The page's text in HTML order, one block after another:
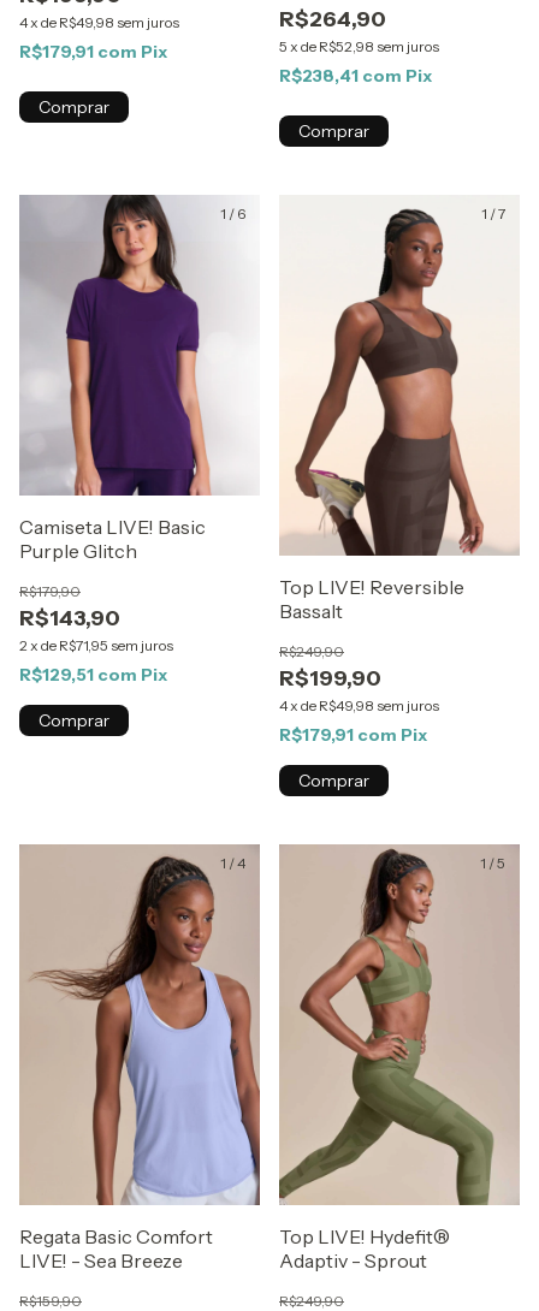
4x de R$49,98 sem juros
R$179,91 com Pix
Comprar
R$264,90
5 x de R$52,98 sem juros
R$238,41 com Pix
Comprar
1 / 6
Camiseta LIVE! Basic
Purple Glitch
R$143,90
R$179,90
2 x de R$71,95 sem juros
R$129,51 com Pix
Comprar
1 /7
Top LIVE! Reversible
Bassalt
R$199,90
R$249,90
4x de R$49,98 sem juros
R$179,91 com Pix
Comprar
1 /4
Regata Basic Comfort
LIVE! - Sea Breeze
R$159,90
1 /5
Top LIVE! Hydefit®
Adaptiv - Sprout
R$249,90